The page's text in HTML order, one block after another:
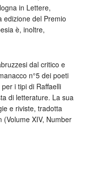
in Lettere,
edizione del Premio
è, inoltre,
dal critico e
n°5 dei poeti
i tipi di Raffaelli
di letterature. La sua
e riviste, tradotta
XIV, Number